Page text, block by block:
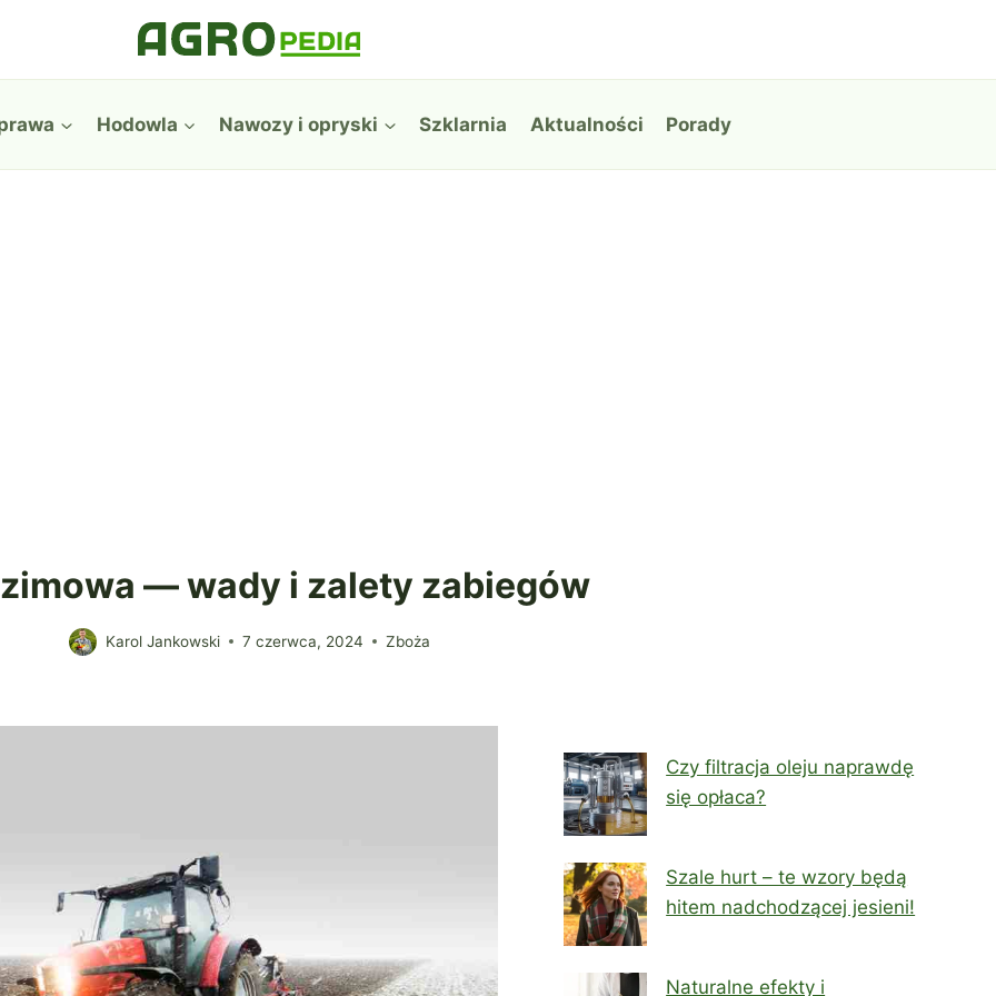
Hodowla Nawozy i opryski Szklarnia Aktualności Porady
— wady i zalety zabiegów
Karol Jankowski 7 czerwca, 2024 Zboża
Czy filtracja oleju naprawdę
się opłaca?
Szale hurt – te wzory będą
hitem nadchodzącej jesieni!
Naturalne efekty i